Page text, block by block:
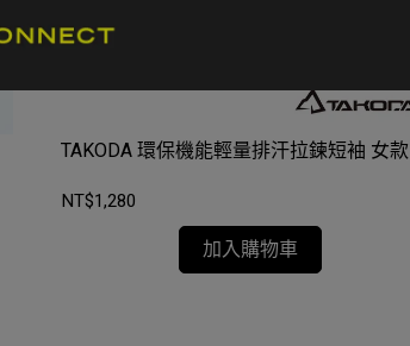
TAKODA 環保機能輕量排汗拉鍊短袖 女款
NT$1,280
加入購物車